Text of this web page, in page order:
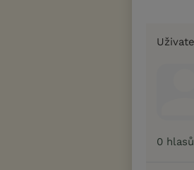
0 hlasů